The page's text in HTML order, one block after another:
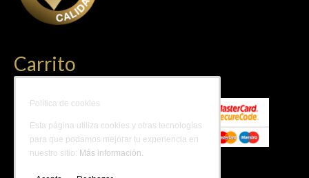
Carrito
Política de cookies
Esta página utiliza cookies y otras tecnologías
para que podamos mejorar tu experiencia en
nuestro sitio: Más información.